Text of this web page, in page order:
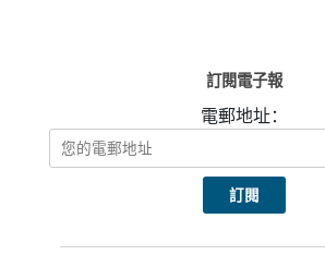
訂閱電子報
電郵地址：